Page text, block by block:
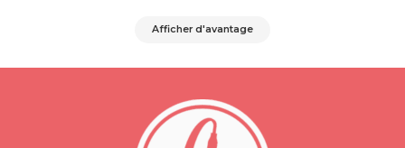
Afficher d'avantage